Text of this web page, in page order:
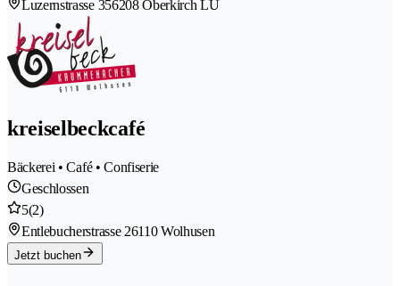
Luzernstrasse 356208 Oberkirch LU
kreiselbeckcafé
Bäckerei • Café • Confiserie
Geschlossen
5(2)
Entlebucherstrasse 26110 Wolhusen
Jetzt buchen